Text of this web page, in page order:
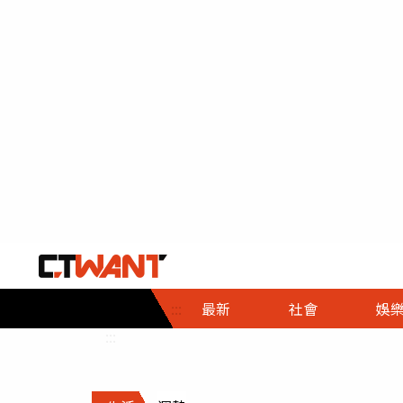
::: 最新 社會
社會首頁
時事
調查
娛樂
娛樂首頁
即時
財經首頁
熱線
政